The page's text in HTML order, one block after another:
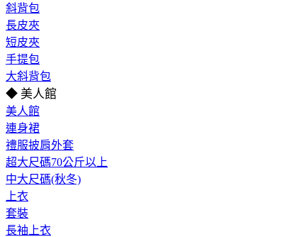
斜背包
長皮夾
短皮夾
手提包
大斜背包
◆ 美人館
美人館
連身裙
禮服披肩外套
超大尺碼70公斤以上
中大尺碼(秋冬)
上衣
套裝
長袖上衣